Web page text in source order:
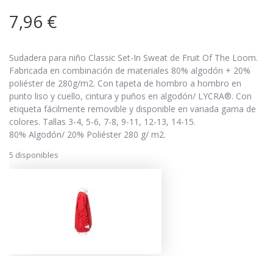
7,96 €
Sudadera para niño Classic Set-In Sweat de Fruit Of The Loom.
Fabricada en combinación de materiales 80% algodón + 20%
poliéster de 280g/m2. Con tapeta de hombro a hombro en
punto liso y cuello, cintura y puños en algodón/ LYCRA®. Con
etiqueta fácilmente removible y disponible en variada gama de
colores. Tallas 3-4, 5-6, 7-8, 9-11, 12-13, 14-15.
80% Algodón/ 20% Poliéster 280 g/ m2.
5 disponibles